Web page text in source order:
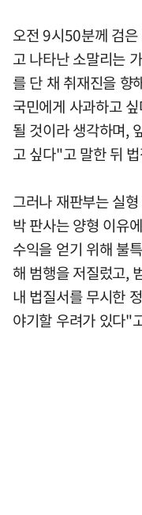
오전 9시50분께 검
고 나타난 소말리는
를 단 채 취재진을 향
국민에게 사과하고
될 것이라 생각하며,
고 싶다"고 말한 뒤
그러나 재판부는 실
박 판사는 양형 이유
수익을 얻기 위해 불
해 범행을 저질렀고,
내 법질서를 무시한
야기할 우려가 있다"